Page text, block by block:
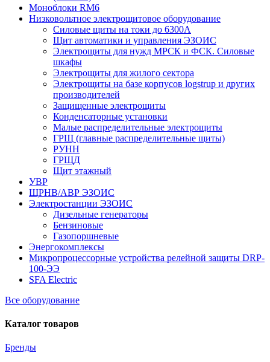
Моноблоки RM6
Низковольтное электрощитовое оборудование
Силовые щиты на токи до 6300А
Щит автоматики и управления ЭЗОИС
Электрощиты для нужд МРСК и ФСК. Силовые
шкафы
Электрощиты для жилого сектора
Электрощиты на базе корпусов logstrup и других
производителей
Защищенные электрощиты
Конденсаторные установки
Малые распределительные электрощиты
ГРЩ (главные распределительные щиты)
РУНН
ГРЩД
Щит этажный
УВР
ЩРНВ/АВР ЭЗОИС
Электростанции ЭЗОИС
Дизельные генераторы
Бензиновые
Газопоршневые
Энергокомплексы
Микропроцессорные устройства релейной защиты DRP-
100-ЭЭ
SFA Electric
Все оборудование
Каталог товаров
Бренды